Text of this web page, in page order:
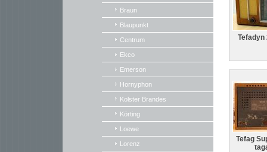
Braun
Blaupunkt
Centrum
Ekco
Emerson
Hornyphon
Kolster Brandes
Körting
Loewe
Lorenz
Tefadyn
Tefag